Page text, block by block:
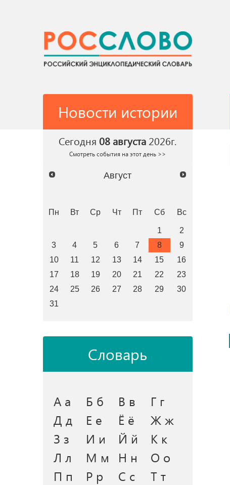
Новости истории
Сегодня 08 августа 2026г.
Смотреть события на этот день >>
Август
Пн Вт Ср Чт Пт Сб Вс
1
2
3
4 5 6 7 8
9
10
11 12 13 14 15
16
17
18 19 20 21 22
23
24
25 26 27 28 29
30
31
Словарь
А а Б б В в
Г г
Д д
Е е Ё ё
Ж ж
З з
И и Й й
К к
Л л
М м Н н
О о
П п
Р р С с
Т т